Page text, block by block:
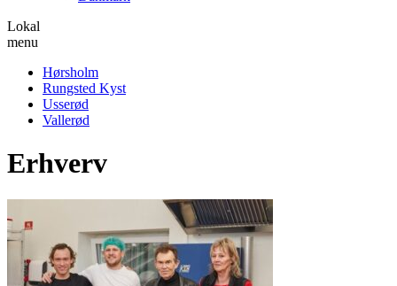
Lokal
menu
Hørsholm
Rungsted Kyst
Usserød
Vallerød
Erhverv